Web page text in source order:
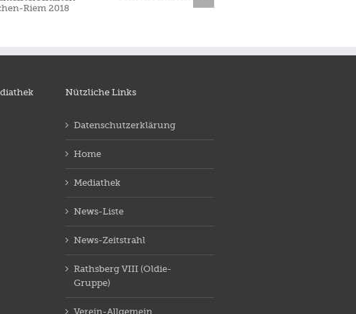
Meisterschaften
Nützliche Links
Datenschutzerklärung
Home
Mediathek
News-Liste
News-Zeitstrahl
Rathsberg VIII (Oldie-
Gruppe)
Verein-Allgemein